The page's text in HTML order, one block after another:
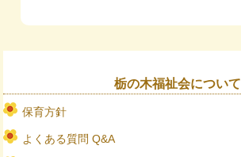
栃の木福祉会について
保育方針
よくある質問 Q&A